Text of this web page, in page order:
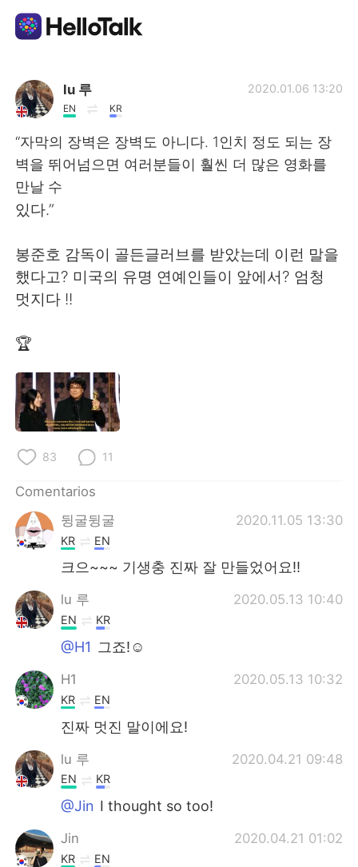
Aplicación de intercambio de idiomas
AI Grammar Checker
Español
繁體中文 العربية
Русский
Português
lu 루
EN KR
2020.01.06 13:20
“자막의 장벽은 장벽도 아니다. 1인치 정도 되는 장
벽을 뛰어넘으면 여러분들이 훨씬 더 많은 영화를
만날 수
있다.”
봉준호 감독이 골든글러브를 받았는데 이런 말을
했다고? 미국의 유명 연예인들이 앞에서? 엄청
멋지다 !!
🏆
83 11
Comentarios
뒹굴뒹굴
2020.11.05 13:30
KR EN
크으~~~ 기생충 진짜 잘 만들었어요!!
lu 루 2020.05.13 10:40
EN KR
@H1 그죠!☺️
H1 2020.05.13 10:32
KR EN
진짜 멋진 말이에요!
lu 루 2020.04.21 09:48
EN KR
@Jin I thought so too!
Jin 2020.04.21 01:02
KR EN